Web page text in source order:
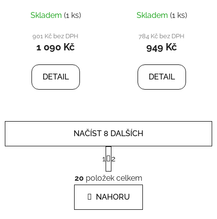
Skladem (1 ks)
901 Kč bez DPH
1 090 Kč
DETAIL
Skladem (1 ks)
784 Kč bez DPH
949 Kč
DETAIL
O
v
l
á
d
NAČÍST 8 DALŠÍCH
t
r
á
n
k
1 2
20 položek celkem
NAHORU